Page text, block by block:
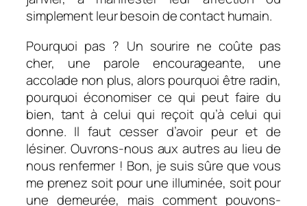
simplement leur besoin de contact humain.
Pourquoi pas ? Un sourire ne coûte pas
cher, une parole encourageante, une
accolade non plus, alors pourquoi être radin,
pourquoi économiser ce qui peut faire du
bien, tant à celui qui reçoit qu’à celui qui
donne. Il faut cesser d’avoir peur et de
lésiner. Ouvrons-nous aux autres au lieu de
nous renfermer ! Bon, je suis sûre que vous
me prenez soit pour une illuminée, soit pour
une demeurée, mais comment pouvons-